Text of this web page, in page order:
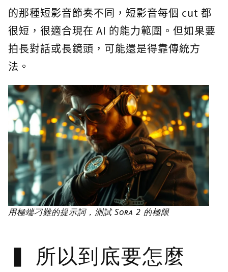
的那種短影音節奏不同，短影音每個 cut 都
很短，很適合現在 AI 的能力範圍。但如果要
拍長對話或長鏡頭，可能還是得靠傳統方
法。
用極端刁難的提示詞，測試 Sora 2 的極限
所以到底要怎麼